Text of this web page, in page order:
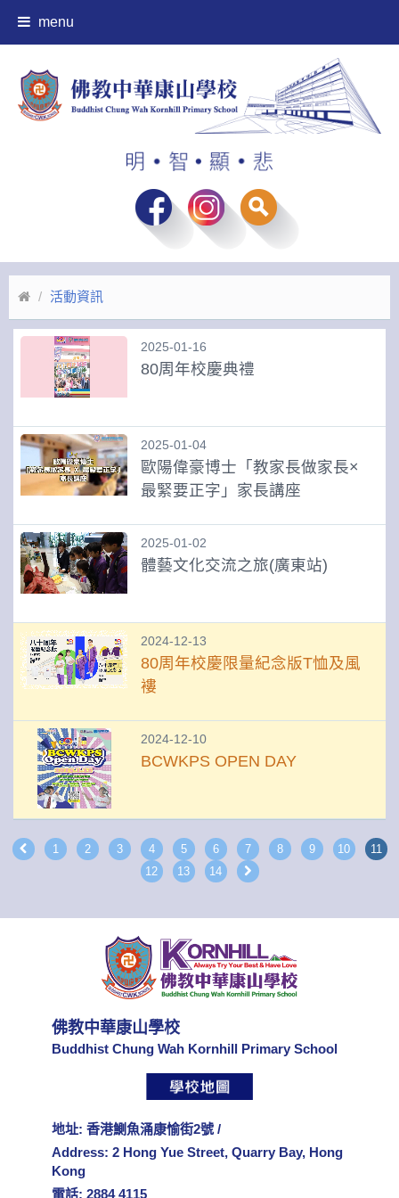
menu
活動資訊
2025-01-16
80周年校慶典禮
2025-01-04
歐陽偉豪博士「教家長做家長×
最緊要正字」家長講座
2025-01-02
體藝文化交流之旅(廣東站)
2024-12-13
80周年校慶限量紀念版T恤及風
褸
2024-12-10
BCWKPS OPEN DAY
1 2 3 4 5 6 7 8 9 10
11
12
13 14
佛教中華康山學校
Buddhist Chung Wah Kornhill Primary School
地址: 香港鰂魚涌康愉街2號 /
Address: 2 Hong Yue Street, Quarry Bay, Hong
Kong
電話: 2884 4115